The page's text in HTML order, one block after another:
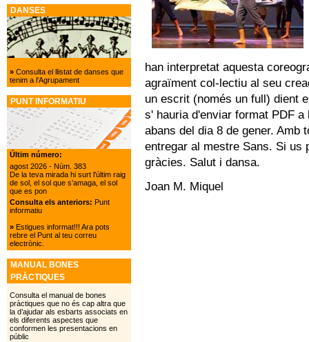
han interpretat aquesta
agraïment col-lectiu al seu
un escrit (només un full) dient
s' hauria d'enviar format PDF
abans del dia 8 de gener.
entregar al mestre Sans. Si us
gràcies. Salut i dansa.
Joan M. Miquel
DANSES
»Consulta el llistat de danses que
tenim a l'Agrupament
PUNT INFORMATIU
Últim número:
agost 2026 - Núm. 383
De la teva mirada hi surt l'últim raig
de sol, el sol que s’amaga, el sol
que es pon
Consulta els anteriors: Punt
informatiu
»Estigues informat!!! Ara pots
rebre el Punt al teu correu
electrònic.
MANUAL BONES
PRÀCTIQUES
Consulta el manual de bones
pràctiques que no és cap altra que
la d’ajudar als esbarts associats en
els diferents aspectes que
conformen les presentacions en
públic